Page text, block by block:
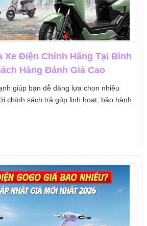
Xe Điện Chính Hãng Tại Bình
Hàng Đánh Giá Cao
giúp bạn dễ dàng lựa chọn nhiều
chính sách trả góp linh hoạt, bảo hành